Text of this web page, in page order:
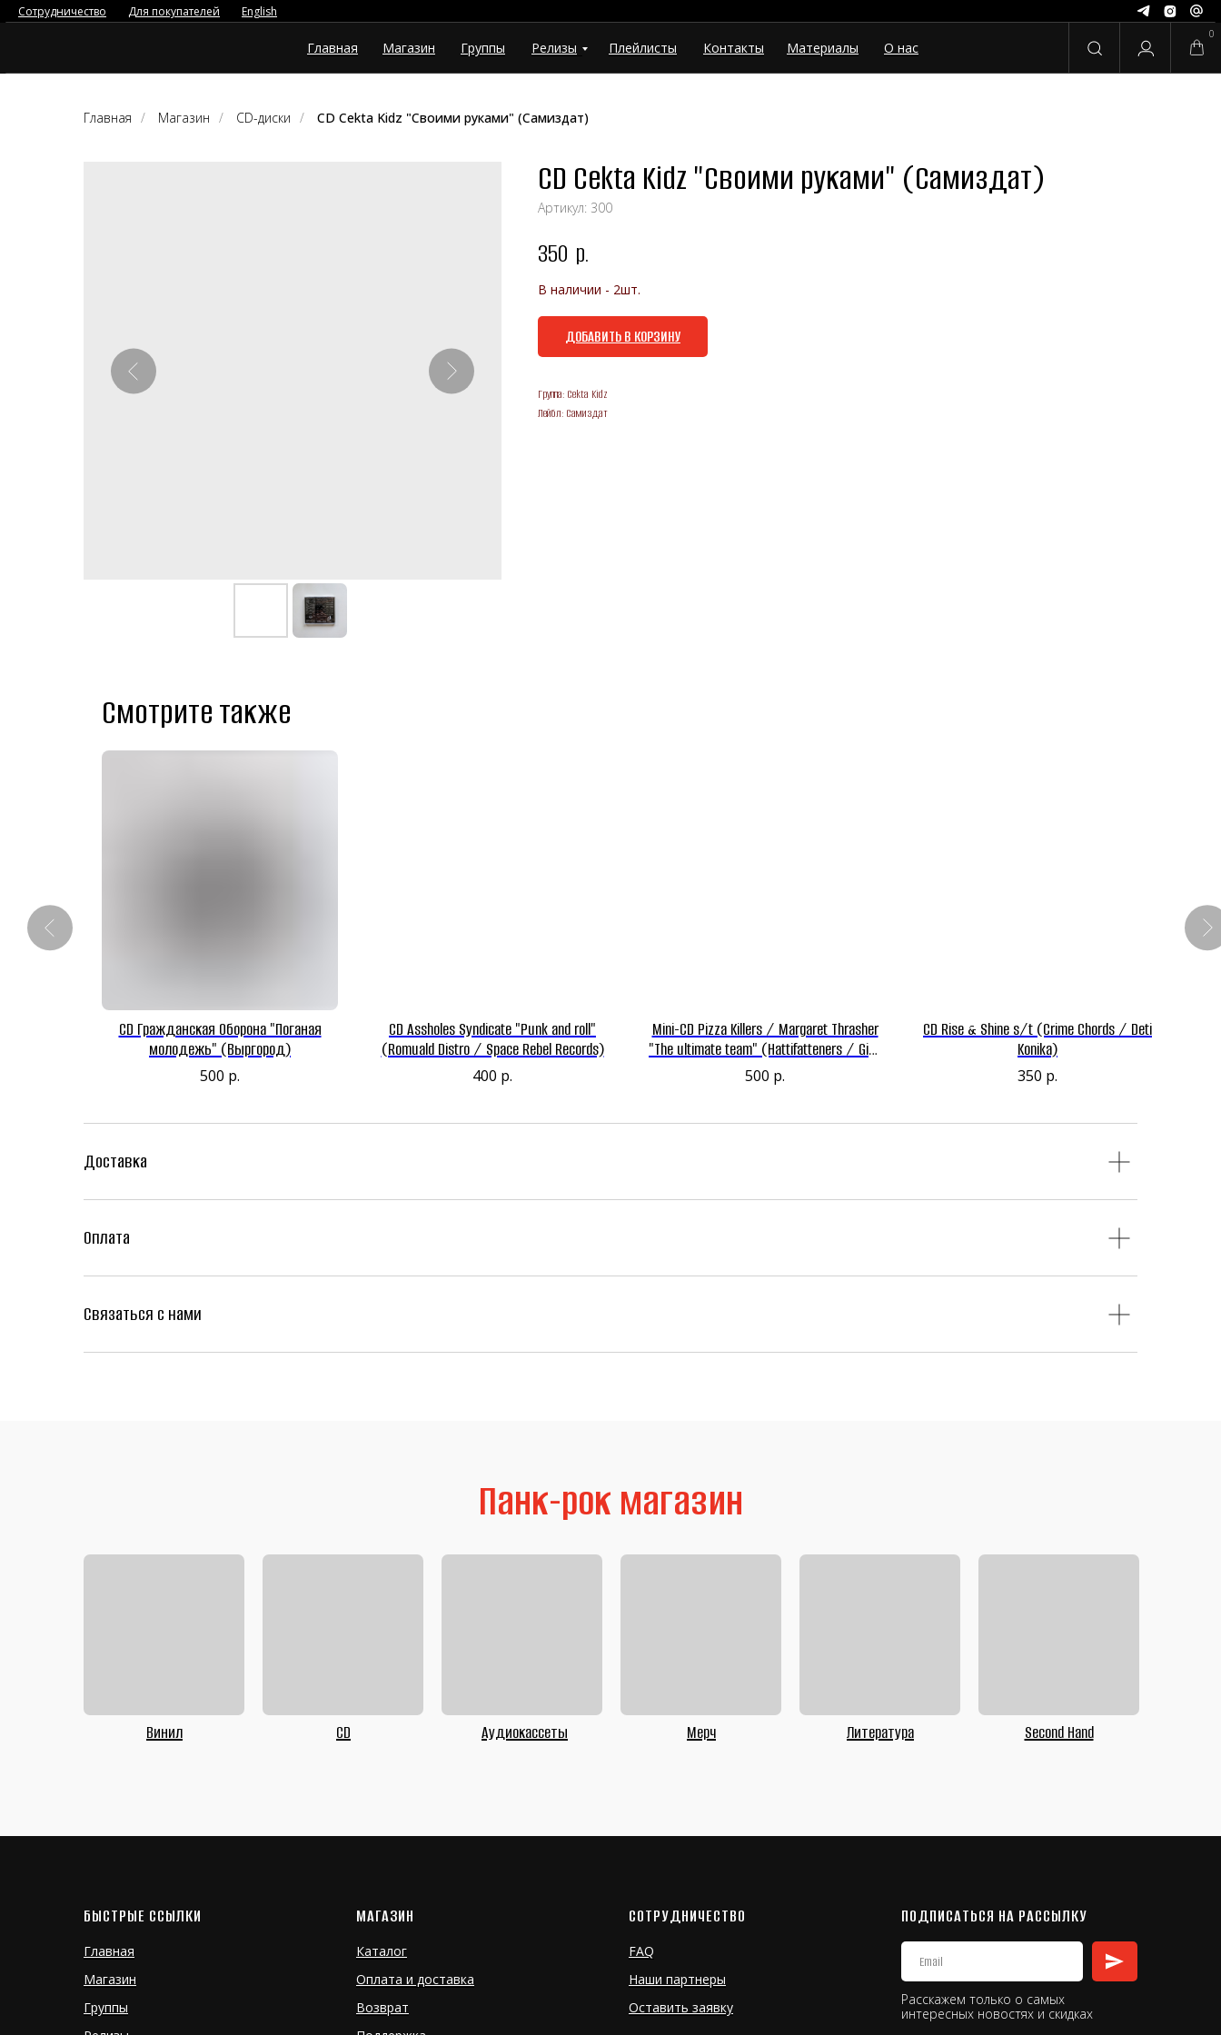
0
Главная Магазин Группы Релизы Плейлисты Контакты Материалы О нас
Сотрудничество Для покупателей English
Главная / Магазин / CD-диски / CD Cekta Kidz "Своими руками" (Самиздат)
CD Cekta Kidz "Своими руками" (Самиздат)
Артикул: 300
350 р.
В наличии - 2шт.
ДОБАВИТЬ В КОРЗИНУ
Группа: Cekta Kidz
Лейбл: Самиздат
Смотрите также
CD Гражданская Оборона "Поганая
молодежь" (Выргород)
500 р.
CD Assholes Syndicate "Punk and roll"
(Romuald Distro / Space Rebel Records)
400 р.
Mini-CD Pizza Killers / Margaret Thrasher
"The ultimate team" (Hattifatteners / Give
x Blood)
500 р.
CD Rise & Shine s/t (Crime Chords / Deti
Konika)
350 р.
Доставка
Оплата
Связаться с нами
Винил CD Аудиокассеты Мерч Литература Second Hand
Панк-рок магазин
БЫСТРЫЕ ССЫЛКИ
Главная
Магазин
Группы
МАГАЗИН
Каталог
Оплата и доставка
Возврат
СОТРУДНИЧЕСТВО
FAQ
Наши партнеры
Оставить заявку
ПОДПИСАТЬСЯ НА РАССЫЛКУ
Расскажем только о самых
интересных новостях и скидках